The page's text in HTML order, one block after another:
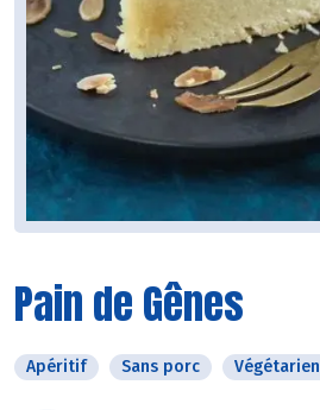
Pain de Gênes
Apéritif Sans porc Végétarien